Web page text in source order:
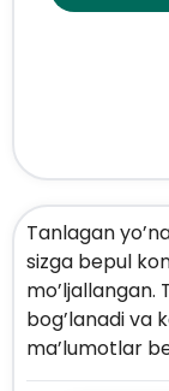
Tanlagan
sizga bepul
mo’ljallangan.
bog’lanadi va
ma’lumotlar